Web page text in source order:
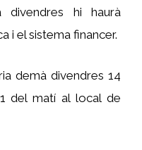
divendres hi haurà
i el sistema financer.
demà divendres 14
del matí al local de